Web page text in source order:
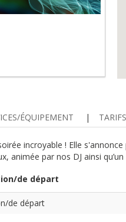
ÉQUIPEMENT
incroyable ! Elle
animée par nos DJ ainsi
de départ
de départ